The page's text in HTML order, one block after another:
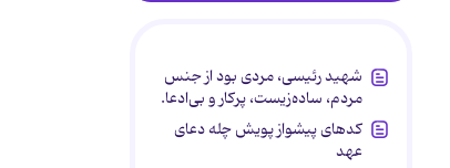
شهید رئیسی، مردی بود از جنس
مردم، ساده‌زیست، پرکار و بی‌ادعا.
کدهای پیشواز پویش چله دعای
عهد